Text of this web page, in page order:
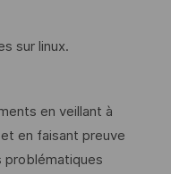
sur linux.
en veillant à
en faisant preuve
problématiques